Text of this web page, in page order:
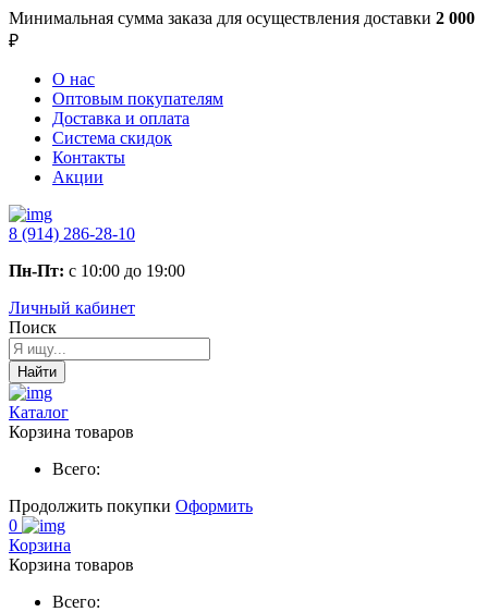
Минимальная сумма заказа для осуществления доставки 2 000
₽
О нас
Оптовым покупателям
Доставка и оплата
Система скидок
Контакты
Акции
8 (914) 286-28-10
Пн-Пт: с 10:00 до 19:00
Личный кабинет
Поиск
Найти
Каталог
Корзина товаров
Всего:
Продолжить покупки Оформить
0
Корзина
Корзина товаров
Всего: